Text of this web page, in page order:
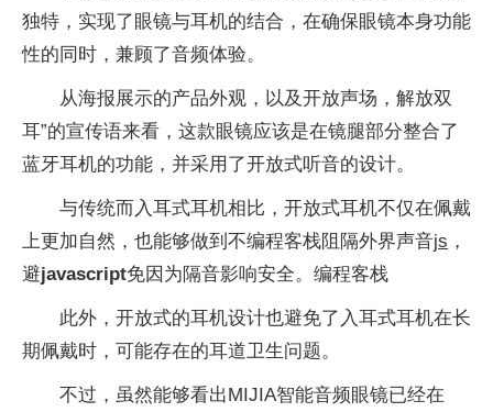
独特，实现了眼镜与耳机的结合，在确保眼镜本身功能
性的同时，兼顾了音频体验。
从海报展示的产品外观，以及开放声场，解放双
耳”的宣传语来看，这款眼镜应该是在镜腿部分整合了
蓝牙耳机的功能，并采用了开放式听音的设计。
与传统而入耳式耳机相比，开放式耳机不仅在佩戴
上更加自然，也能够做到不编程客栈阻隔外界声音js ，
避javascript免因为隔音影响安全。编程客栈
此外，开放式的耳机设计也避免了入耳式耳机在长
期佩戴时，可能存在的耳道卫生问题。
不过，虽然能够看出MIJIA智能音频眼镜已经在